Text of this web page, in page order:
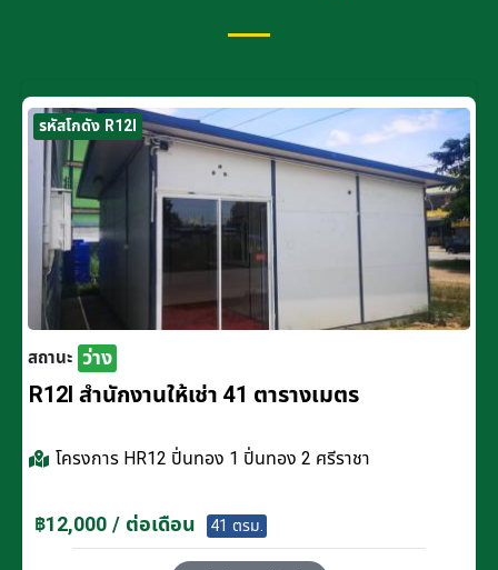
รหัสโกดัง R12I
สถานะ ว่าง
R12I สำนักงานให้เช่า 41 ตารางเมตร
โครงการ HR12 ปิ่นทอง 1 ปิ่นทอง 2 ศรีราชา
฿12,000 / ต่อเดือน 41 ตรม.